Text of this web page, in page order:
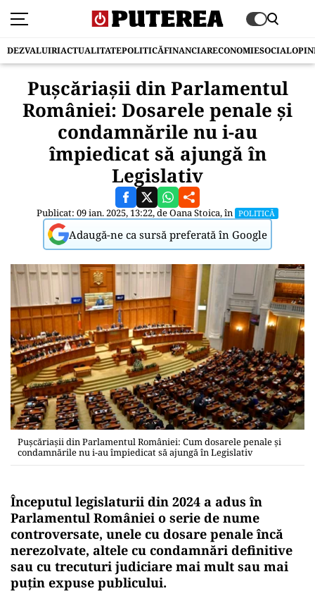
DEZVALUIRIACTUALITATEPOLITICĂFINANCIARECONOMIESOCIAL
Pușcăriașii din Parlamentul
României: Dosarele penale și
condamnările nu i-au
împiedicat să ajungă în
Legislativ
Publicat: 09 ian. 2025, 13:22, deOana Stoica, în POLITICĂ
Adaugă-ne ca sursă preferată în Google
Pușcăriașii din Parlamentul României: Cum dosarele penale și
condamnările nu i-au împiedicat să ajungă în Legislativ
Începutul legislaturii din 2024 a adus în
Parlamentul României o serie de nume
controversate, unele cu dosare penale încă
nerezolvate, altele cu condamnări definitive
sau cu trecuturi judiciare mai mult sau mai
puțin expuse publicului.